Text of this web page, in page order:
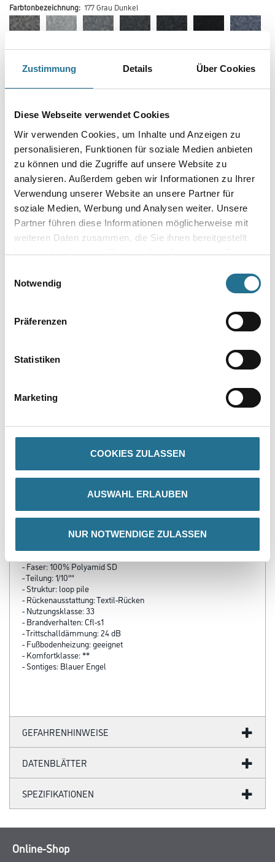
Zustimmung Details Über Cookies
Diese Webseite verwendet Cookies
Wir verwenden Cookies, um Inhalte und Anzeigen zu
personalisieren, Funktionen für soziale Medien anbieten
zu können und die Zugriffe auf unsere Website zu
analysieren. Außerdem geben wir Informationen zu Ihrer
Verwendung unserer Website an unsere Partner für
soziale Medien, Werbung und Analysen weiter. Unsere
Partner führen diese Informationen möglicherweise mit
weiteren Daten zusammen, die Sie ihnen bereitgestellt
haben oder die sie im Rahmen Ihrer Nutzung der Dienste
Notwendig
Präferenzen
Statistiken
Marketing
COOKIES ZULASSEN
AUSWAHL ERLAUBEN
NUR NOTWENDIGE ZULASSEN
Farbtonbezeichnung: 177 Grau Dunkel
Farbtonbezeichnung
Verarbeitung Bodenbelag
Länge in centimeter
Breite in centimeter
Gebinde
PRODUKTEIGENSCHAFTEN
Produkteigenschaft
- Belagsart: Teppichboden
- Rollenbreite: 400 cm
- Polschicht: 2,6 mm
- Faser: 100% Polyamid SD
- Teilung: 1/10""
- Struktur: loop pile
- Rückenausstattung: Textil-Rücken
- Nutzungsklasse: 33
- Brandverhalten: Cfl-s1
- Trittschalldämmung: 24 dB
- Fußbodenheizung: geeignet
- Komfortklasse: **
- Sontiges: Blauer Engel
GEFAHRENHINWEISE
DATENBLÄTTER
SPEZIFIKATIONEN
Online-Shop